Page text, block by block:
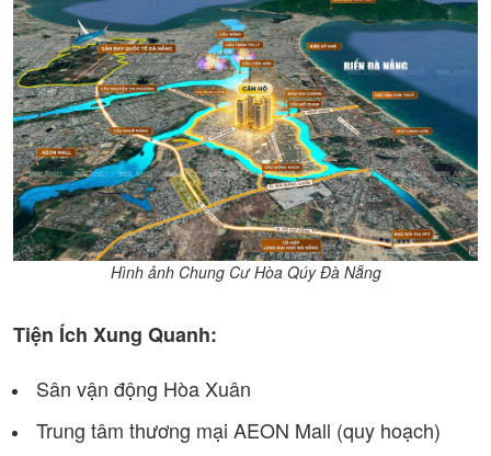
Hình ảnh Chung Cư Hòa Qúy Đà Nẵng
Tiện Ích Xung Quanh:
Sân vận động Hòa Xuân
Trung tâm thương mại AEON Mall (quy hoạch)